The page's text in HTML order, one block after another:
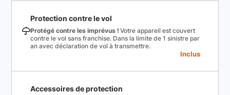
Protection contre le vol
Protégé contre les imprévus ! Votre appareil est couvert
contre le vol sans franchise. Dans la limite de 1 sinistre par
an avec déclaration de vol à transmettre.
Inclus
Accessoires de protection